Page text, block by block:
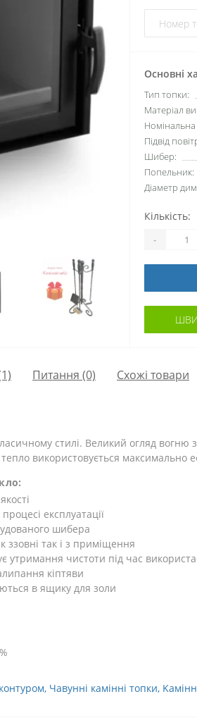
Основні
Тип топки:
Матеріал
Номінальна
Підвід
Шибер:
Попельник:
Діаметр
Кількість:
-
Питання (0) Схожі товари
стилі. Великий огляд вогню
використовується максимально
процесі експлуатації
шибера
ззовні так і з приміщення
утримання чистоти під час
кіптяви
в ящику для золи
, Чавунні камінні топки,